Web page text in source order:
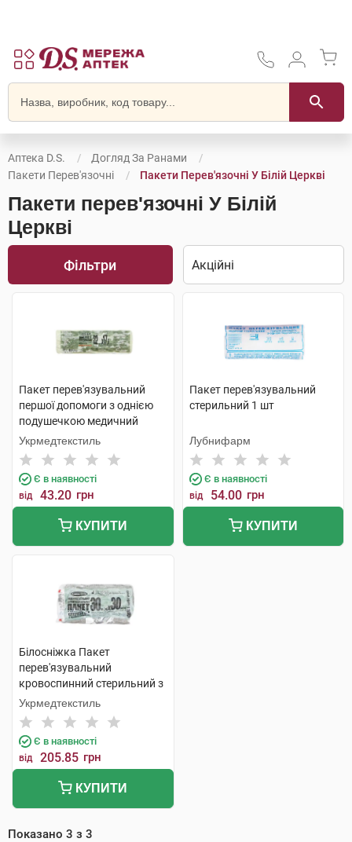
Аптека D.S.
Догляд За Ранами
Пакети Перев'язочні
Пакети Перев'язочні У Білій Церкві
Пакети перев'язочні У Білій
Церкві
Фільтри
Пакет перев'язувальний
першої допомоги з однією
подушечкою медичний
стерильний 32смх17,5см 1
шт
Укрмедтекстиль
Є в наявності
від 43.20 грн
КУПИТИ
Пакет перев'язувальний
стерильний 1 шт
Лубнифарм
Є в наявності
від 54.00 грн
КУПИТИ
Білосніжка Пакет
перев'язувальний
кровоспинний стерильний з
однією подушкою 30 см х 30
см 1 шт
Укрмедтекстиль
Є в наявності
від 205.85 грн
КУПИТИ
Показано 3 з 3